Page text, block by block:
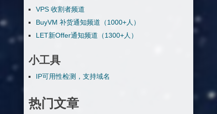
VPS 收割者频道
BuyVM 补货通知频道（1000+人）
LET新Offer通知频道（1300+人）
小工具
IP可用性检测，支持域名
热门文章